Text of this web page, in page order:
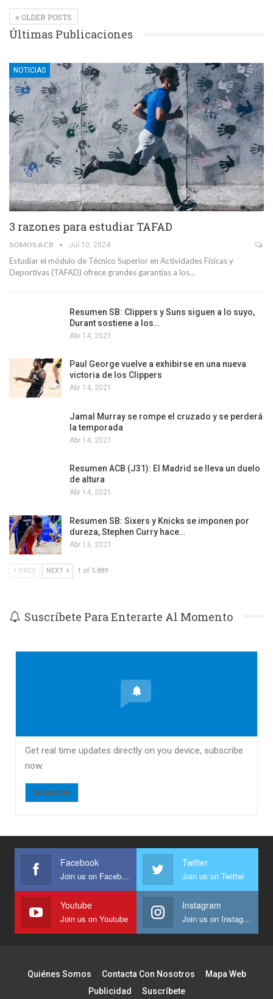
OLDER POSTS
Últimas Publicaciones
NOTICIAS
3 razones para estudiar TAFAD
SOMOS ACB Jul 10, 2024
Estudiar el módulo de Técnico Superior en Actividades Físicas y
Deportivas (TAFAD) ofrece grandes garantías a los…
Resumen SB: Clippers y Suns siguen a lo suyo,
Durant sostiene a los…
Abr 14, 2021
Paul George vuelve a exhibirse en una nueva
victoria de los Clippers
Abr 14, 2021
Jamal Murray se rompe el cruzado y se perderá
la temporada
Abr 14, 2021
Resumen ACB (J31): El Madrid se lleva un duelo
de altura
Abr 14, 2021
Resumen SB: Sixers y Knicks se imponen por
dureza, Stephen Curry hace…
Abr 13, 2021
PREV NEXT 1 of 5.889
Suscríbete Para Enterarte Al Momento
Get real time updates directly on you device, subscribe
now.
Subscribe
Facebook
Join us on Facebook
Twitter
Join us on Twitter
Youtube
Join us on Youtube
Instagram
Join us on Instagram
Quiénes Somos Contacta Con Nosotros
Mapa Web
Publicidad
Suscríbete